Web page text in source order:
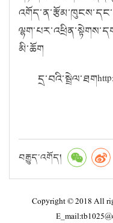
མི་ཆོག
བརྒྱུད་འགོད།
Copyright © 2018 All